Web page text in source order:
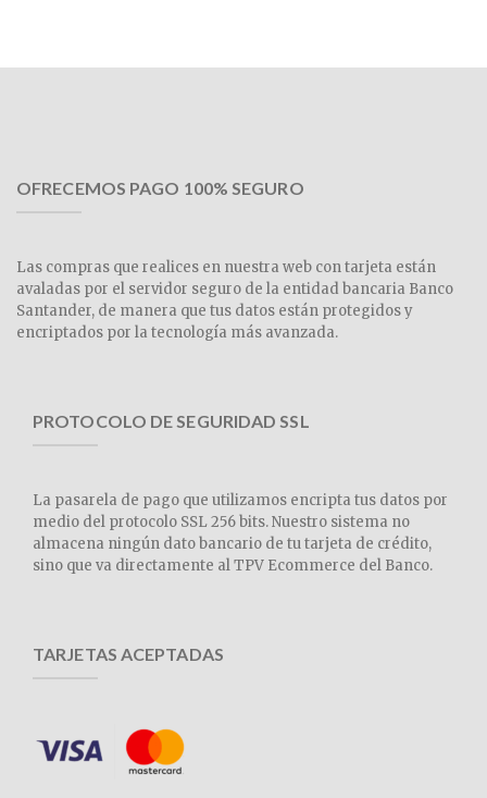
OFRECEMOS PAGO 100% SEGURO
Las compras que realices en nuestra web con tarjeta están
avaladas por el servidor seguro de la entidad bancaria Banco
Santander, de manera que tus datos están protegidos y
encriptados por la tecnología más avanzada.
PROTOCOLO DE SEGURIDAD SSL
La pasarela de pago que utilizamos encripta tus datos por
medio del protocolo SSL 256 bits. Nuestro sistema no
almacena ningún dato bancario de tu tarjeta de crédito,
sino que va directamente al TPV Ecommerce del Banco.
TARJETAS ACEPTADAS